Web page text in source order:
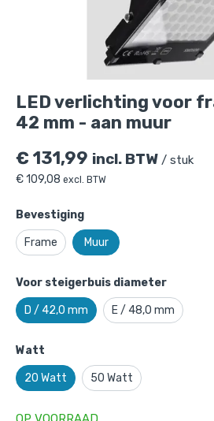
LED verlichting voor
42 mm - aan muur
€ 131,99 incl. BTW / stuk
€109,08 excl. BTW
Bevestiging
Frame Muur
Voor steigerbuis diameter
D / 42,0 mm E / 48,0 mm
Watt
20 Watt 50 Watt
LED verlichting voor
mm - aan muuris toegevoegd